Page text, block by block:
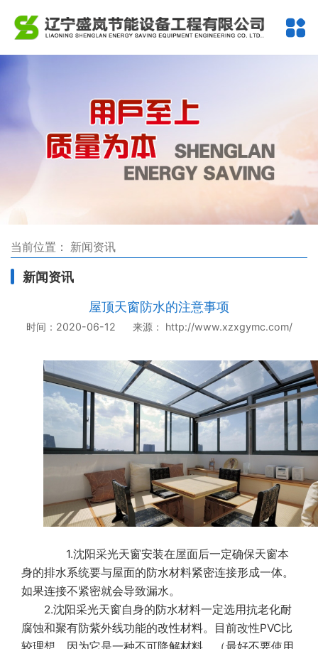
当前位置： 新闻资讯
新闻资讯
屋顶天窗防水的注意事项
时间：2020-06-12 来源： http://www.xzxgymc.com/
1.沈阳采光天窗安装在屋面后一定确保天窗本
身的排水系统要与屋面的防水材料紧密连接形成一体。
如果连接不紧密就会导致漏水。
2.沈阳采光天窗自身的防水材料一定选用抗老化耐
腐蚀和聚有防紫外线功能的改性材料。目前改性PVC比